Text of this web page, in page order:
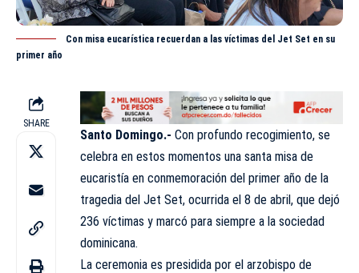
Con misa eucarística recuerdan a las víctimas del Jet Set en su
primer año
SHARE
Santo Domingo.- Con profundo recogimiento, se
celebra en estos momentos una santa misa de
eucaristía en conmemoración del primer año de la
tragedia del Jet Set, ocurrida el 8 de abril, que dejó
236 víctimas y marcó para siempre a la sociedad
dominicana.
La ceremonia es presidida por el arzobispo de